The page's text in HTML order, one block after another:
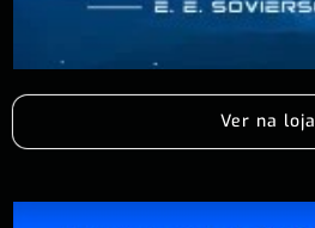
Ver na loja